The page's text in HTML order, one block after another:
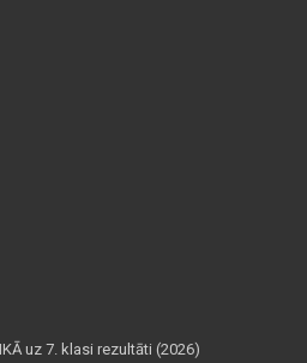
uz 7. klasi rezultāti (2026)